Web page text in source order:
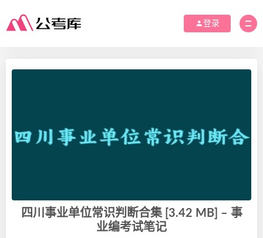
登录
四川事业单位常识判断合集 [3.42 MB] – 事
业编考试笔记